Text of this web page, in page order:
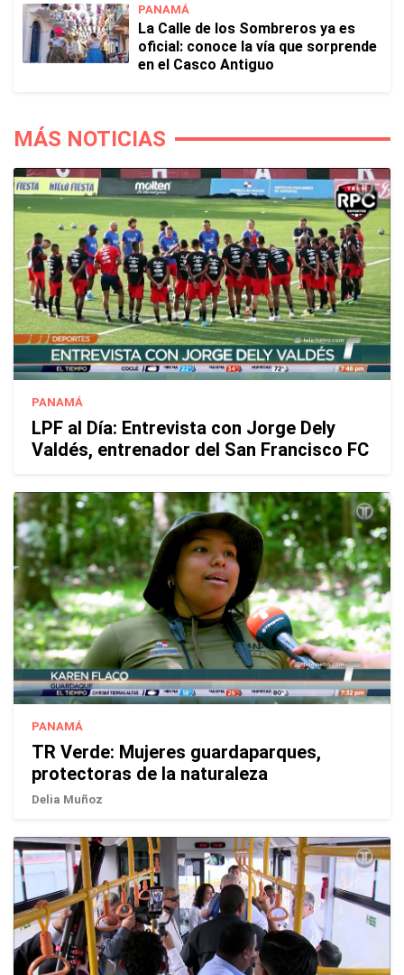
PANAMÁ
La Calle de los Sombreros ya es
oficial: conoce la vía que sorprende
en el Casco Antiguo
MÁS NOTICIAS
PANAMÁ
LPF al Día: Entrevista con Jorge Dely
Valdés, entrenador del San Francisco FC
PANAMÁ
TR Verde: Mujeres guardaparques,
protectoras de la naturaleza
Delia Muñoz